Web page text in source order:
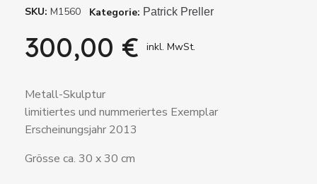
SKU M1560 Kategorie Patrick Preller
300,00 € inkl. MwSt.
Metall-Skulptur
limitiertes und nummeriertes Exemplar
Erscheinungsjahr 2013
Grösse ca. 30 x 30 cm